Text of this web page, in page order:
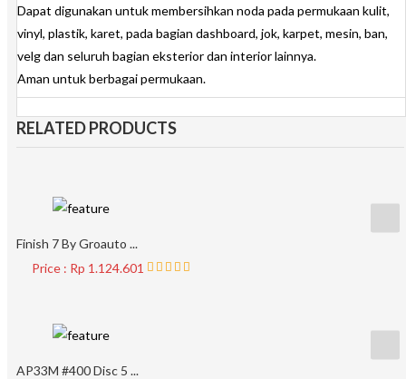
Dapat digunakan untuk membersihkan noda pada permukaan kulit,
vinyl, plastik, karet, pada bagian dashboard, jok, karpet, mesin, ban,
velg dan seluruh bagian eksterior dan interior lainnya.
Aman untuk berbagai permukaan.
RELATED PRODUCTS
Finish 7 By Groauto ...
Price : Rp 1.124.601
AP33M #400 Disc 5 ...